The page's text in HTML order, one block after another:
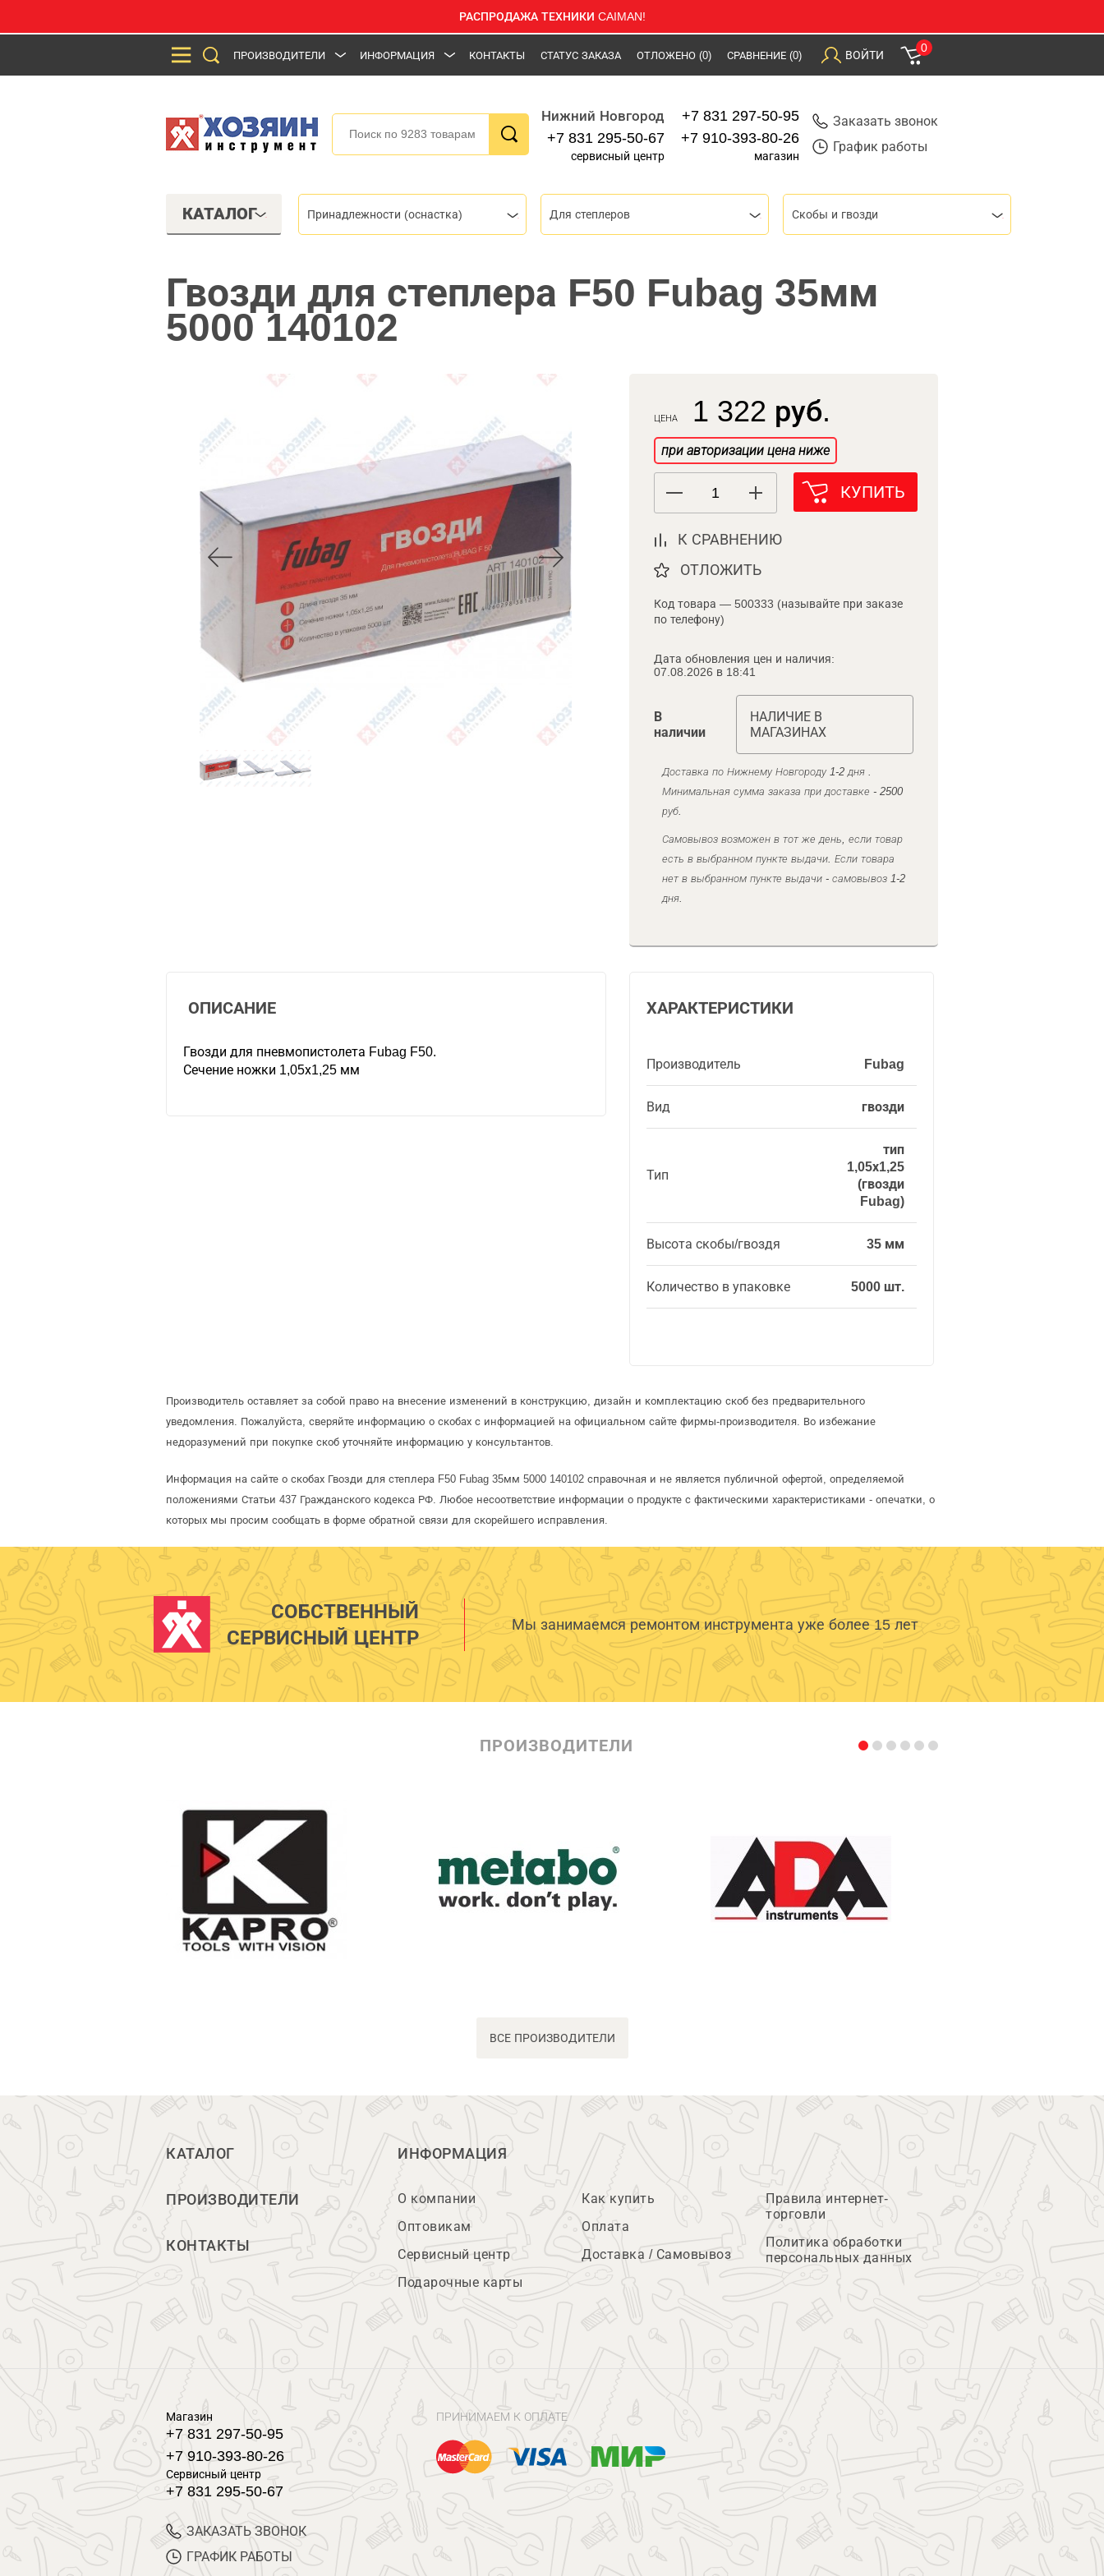
РАСПРОДАЖА ТЕХНИКИ CAIMAN!
ПРОИЗВОДИТЕЛИ ИНФОРМАЦИЯ КОНТАКТЫ СТАТУС ЗАКАЗА ОТЛОЖЕНО (0) СРАВНЕНИЕ (0) ВОЙТИ
0
Нижний Новгород
+7 831 295-50-67
сервисный центр
+7 831 297-50-95
+7 910-393-80-26
магазин
Заказать звонок
График работы
КАТАЛОГ Принадлежности (оснастка) Для степлеров Скобы и гвозди
Гвозди для степлера F50 Fubag 35мм
5000 140102
ЦЕНА 1 322 руб.
при авторизации цена ниже
КУПИТЬ
К СРАВНЕНИЮ
ОТЛОЖИТЬ
Код товара — 500333 (называйте при заказе
по телефону)
Дата обновления цен и наличия:
07.08.2026 в 18:41
В
наличии
НАЛИЧИЕ В
МАГАЗИНАХ
Доставка по Нижнему Новгороду 1-2 дня .
Минимальная сумма заказа при доставке - 2500
руб.
Самовывоз возможен в тот же день, если товар
есть в выбранном пункте выдачи. Если товара
нет в выбранном пункте выдачи - самовывоз 1-2
дня.
ХАРАКТЕРИСТИКИ
Производитель Fubag
Вид гвозди
Тип
тип
1,05х1,25
(гвозди
Fubag)
Высота скобы/гвоздя 35 мм
Количество в упаковке 5000 шт.
ОПИСАНИЕ
Гвозди для пневмопистолета Fubag F50.
Сечение ножки 1,05х1,25 мм
Производитель оставляет за собой право на внесение изменений в конструкцию, дизайн и комплектацию скоб без предварительного
уведомления. Пожалуйста, сверяйте информацию о скобах с информацией на официальном сайте фирмы-производителя. Во избежание
недоразумений при покупке скоб уточняйте информацию у консультантов.
Информация на сайте о скобах Гвозди для степлера F50 Fubag 35мм 5000 140102 справочная и не является публичной офертой, определяемой
положениями Статьи 437 Гражданского кодекса РФ. Любое несоответствие информации о продукте с фактическими характеристиками - опечатки, о
которых мы просим сообщать в форме обратной связи для скорейшего исправления.
СОБСТВЕННЫЙ
СЕРВИСНЫЙ ЦЕНТР
Мы занимаемся ремонтом инструмента уже более 15 лет
ПРОИЗВОДИТЕЛИ
ВСЕ ПРОИЗВОДИТЕЛИ
КАТАЛОГ
ПРОИЗВОДИТЕЛИ
КОНТАКТЫ
ИНФОРМАЦИЯ
О компании
Оптовикам
Сервисный центр
Подарочные карты
Как купить
Оплата
Доставка / Самовывоз
Правила интернет-
торговли
Политика обработки
персональных данных
Магазин
+7 831 297-50-95
+7 910-393-80-26
Сервисный центр
+7 831 295-50-67
ЗАКАЗАТЬ ЗВОНОК
ГРАФИК РАБОТЫ
ПРИНИМАЕМ К ОПЛАТЕ